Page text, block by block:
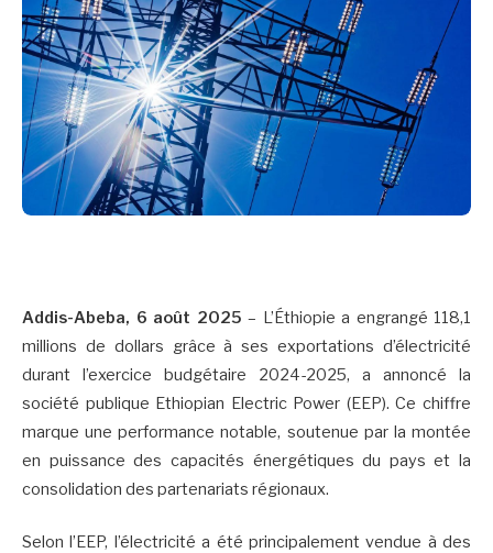
Addis-Abeba, 6 août 2025 – L’Éthiopie a engrangé 118,1
millions de dollars grâce à ses exportations d’électricité
durant l’exercice budgétaire 2024-2025, a annoncé la
société publique Ethiopian Electric Power (EEP). Ce chiffre
marque une performance notable, soutenue par la montée
en puissance des capacités énergétiques du pays et la
consolidation des partenariats régionaux.
Selon l’EEP, l’électricité a été principalement vendue à des